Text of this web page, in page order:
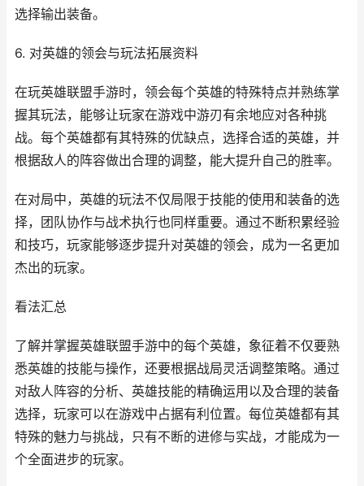
选择输出装备。
6. 对英雄的领会与玩法拓展资料
在玩英雄联盟手游时，领会每个英雄的特殊特点并熟练掌
握其玩法，能够让玩家在游戏中游刃有余地应对各种挑
战。每个英雄都有其特殊的优缺点，选择合适的英雄，并
根据敌人的阵容做出合理的调整，能大提升自己的胜率。
在对局中，英雄的玩法不仅局限于技能的使用和装备的选
择，团队协作与战术执行也同样重要。通过不断积累经验
和技巧，玩家能够逐步提升对英雄的领会，成为一名更加
杰出的玩家。
看法汇总
了解并掌握英雄联盟手游中的每个英雄，象征着不仅要熟
悉英雄的技能与操作，还要根据战局灵活调整策略。通过
对敌人阵容的分析、英雄技能的精确运用以及合理的装备
选择，玩家可以在游戏中占据有利位置。每位英雄都有其
特殊的魅力与挑战，只有不断的进修与实战，才能成为一
个全面进步的玩家。